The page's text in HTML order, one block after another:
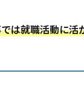
は就職活動に活